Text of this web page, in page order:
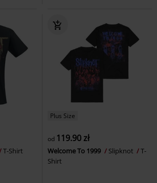
T-Shirt
Plus Size
od 119.90 zł
Welcome To 1999 Slipknot
T-
Shirt